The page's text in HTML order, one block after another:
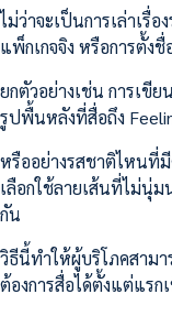
ไม่ว่าจะเป็นการเล่าเรื่
แพ็กเกจจิง หรือการตั้ง
ยกตัวอย่างเช่น การเขี
รูปพื้นหลังที่สื่อถึง
หรืออย่างรสชาติไหนที่
เลือกใช้ลายเส้นที่ไม่นุ่
กัน
วิธีนี้ทำให้ผู้บริโภคสาม
ต้องการสื่อได้ตั้งแต่แรก